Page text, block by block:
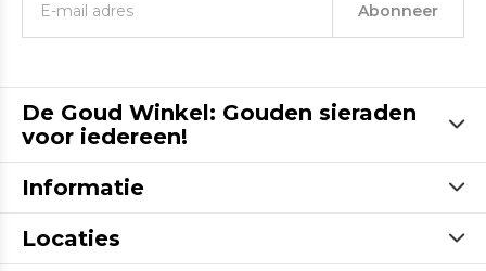
Abonneer
De Goud Winkel: Gouden sieraden
voor iedereen!
Informatie
Locaties